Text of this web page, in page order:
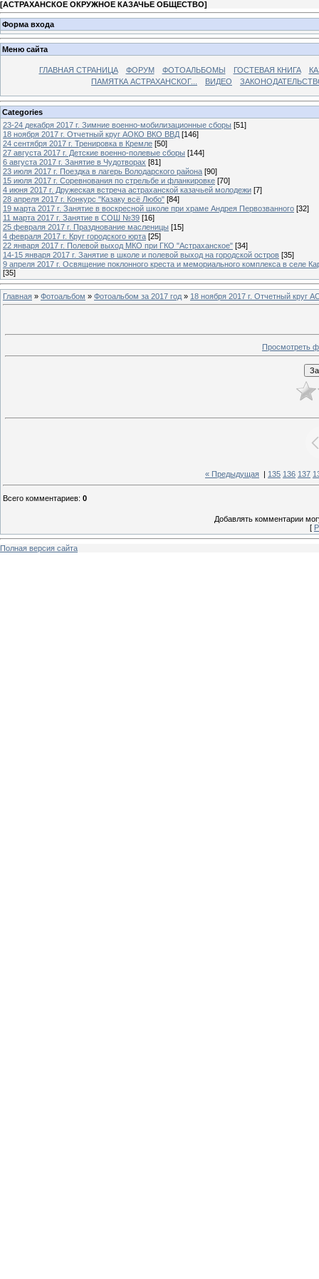
[АСТРАХАНСКОЕ ОКРУЖНОЕ КАЗАЧЬЕ ОБЩЕСТВО]
Форма входа
Меню сайта
ГЛАВНАЯ СТРАНИЦА ФОРУМ ФОТОАЛЬБОМЫ ГОСТЕВАЯ КНИГА
ПАМЯТКА АСТРАХАНСКОГ...
ВИДЕО
Categories
23-24 декабря 2017 г. Зимние военно-мобилизационные сборы [51]
18 ноября 2017 г. Отчетный круг АОКО ВКО ВВД [146]
24 сентября 2017 г. Тренировка в Кремле [50]
27 августа 2017 г. Детские военно-полевые сборы [144]
6 августа 2017 г. Занятие в Чудотворах [81]
23 июля 2017 г. Поездка в лагерь Володарского района [90]
15 июля 2017 г. Соревнования по стрельбе и фланкировке [70]
4 июня 2017 г. Дружеская встреча астраханской казачьей молодежи [7]
28 апреля 2017 г. Конкурс "Казаку всё Любо" [84]
19 марта 2017 г. Занятие в воскресной школе при храме Андрея Первозванного [32]
11 марта 2017 г. Занятие в СОШ №39 [16]
25 февраля 2017 г. Празднование масленицы [15]
4 февраля 2017 г. Круг городского юрта [25]
22 января 2017 г. Полевой выход МКО при ГКО "Астраханское" [34]
14-15 января 2017 г. Занятие в школе и полевой выход на городской остров [35]
9 апреля 2017 г. Освящение поклонного креста и мемориального комплекса в селе
[35]
Главная » Фотоальбом » Фотоальбом за 2017 год » 18 ноября 2017 г. Отчетный круг
Просмотреть
« Предыдущая 135 136 137
Всего комментариев: 0
Добавлять комментарии
[
Полная версия сайта